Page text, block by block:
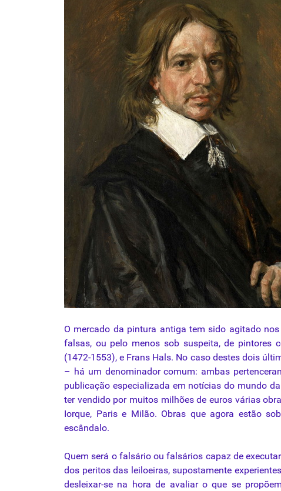
O mercado da pintura antiga tem sido agitado
falsas, ou pelo menos sob suspeita, de pintores
(1472-1553), e Frans Hals. No caso destes dois
– há um denominador comum: ambas
publicação especializada em notícias do mundo
ter vendido por muitos milhões de euros várias
Iorque, Paris e Milão. Obras que agora estão
escândalo.
Quem será o falsário ou falsários capaz de
dos peritos das leiloeiras, supostamente
desleixar-se na hora de avaliar o que se